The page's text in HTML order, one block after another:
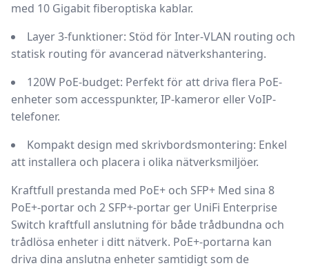
med 10 Gigabit fiberoptiska kablar.
Layer 3-funktioner: Stöd för Inter-VLAN routing och
statisk routing för avancerad nätverkshantering.
120W PoE-budget: Perfekt för att driva flera PoE-
enheter som accesspunkter, IP-kameror eller VoIP-
telefoner.
Kompakt design med skrivbordsmontering: Enkel
att installera och placera i olika nätverksmiljöer.
Kraftfull prestanda med PoE+ och SFP+ Med sina 8
PoE+-portar och 2 SFP+-portar ger UniFi Enterprise
Switch kraftfull anslutning för både trådbundna och
trådlösa enheter i ditt nätverk. PoE+-portarna kan
driva dina anslutna enheter samtidigt som de